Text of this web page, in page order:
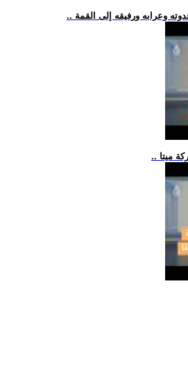
وعرابه ورفيقه إلى القمة
ميتا